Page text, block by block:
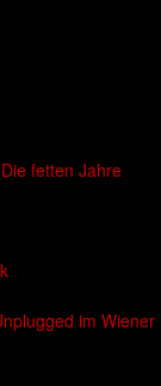
fetten Jahre
im